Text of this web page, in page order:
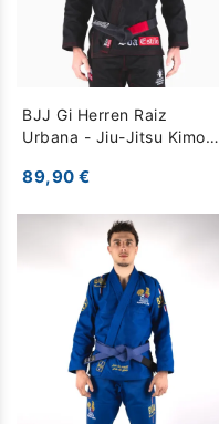
BJJ Gi Herren Raiz
Urbana - Jiu-Jitsu Kimono
89,90 €